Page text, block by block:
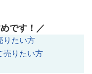
です！／
りたい方
売りたい方